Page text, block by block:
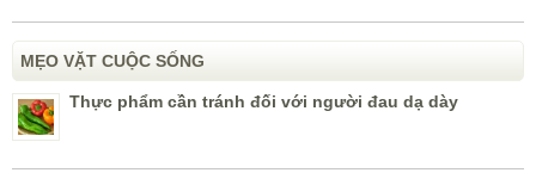
MẸO VẶT CUỘC SỐNG
Thực phẩm cần tránh đối với người đau dạ dày